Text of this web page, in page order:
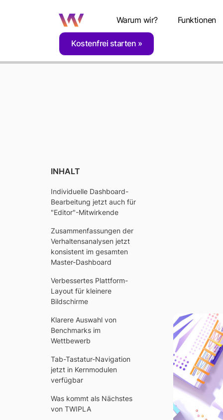
Warum wir? Funktionen
Kostenfrei starten
Home Blog Plattform Nachrichten -
INHALT
Individuelle Dashboard-
Bearbeitung jetzt auch für
"Editor"-Mitwirkende
Zusammenfassungen der
Verhaltensanalysen jetzt
konsistent im gesamten
Master-Dashboard
Verbessertes Plattform-
Layout für kleinere
Bildschirme
Klarere Auswahl von
Benchmarks im
Wettbewerb
Tab-Tastatur-Navigation
jetzt in Kernmodulen
verfügbar
Was kommt als Nächstes
von TWIPLA